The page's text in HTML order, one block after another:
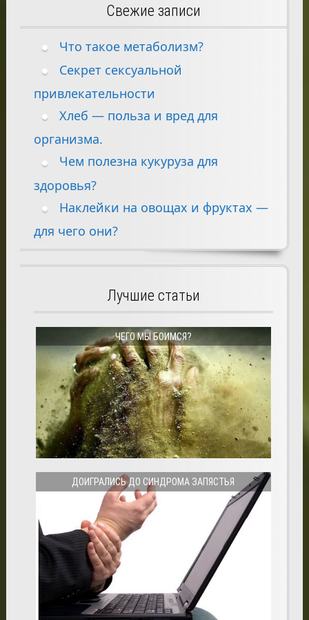
Свежие записи
Что такое метаболизм?
Секрет сексуальной
привлекательности
Хлеб — польза и вред для
организма.
Чем полезна кукуруза для
здоровья?
Наклейки на овощах и фруктах —
для чего они?
Лучшие статьи
ЧЕГО МЫ БОИМСЯ?
ДОИГРАЛИСЬ ДО СИНДРОМА ЗАПЯСТЬЯ